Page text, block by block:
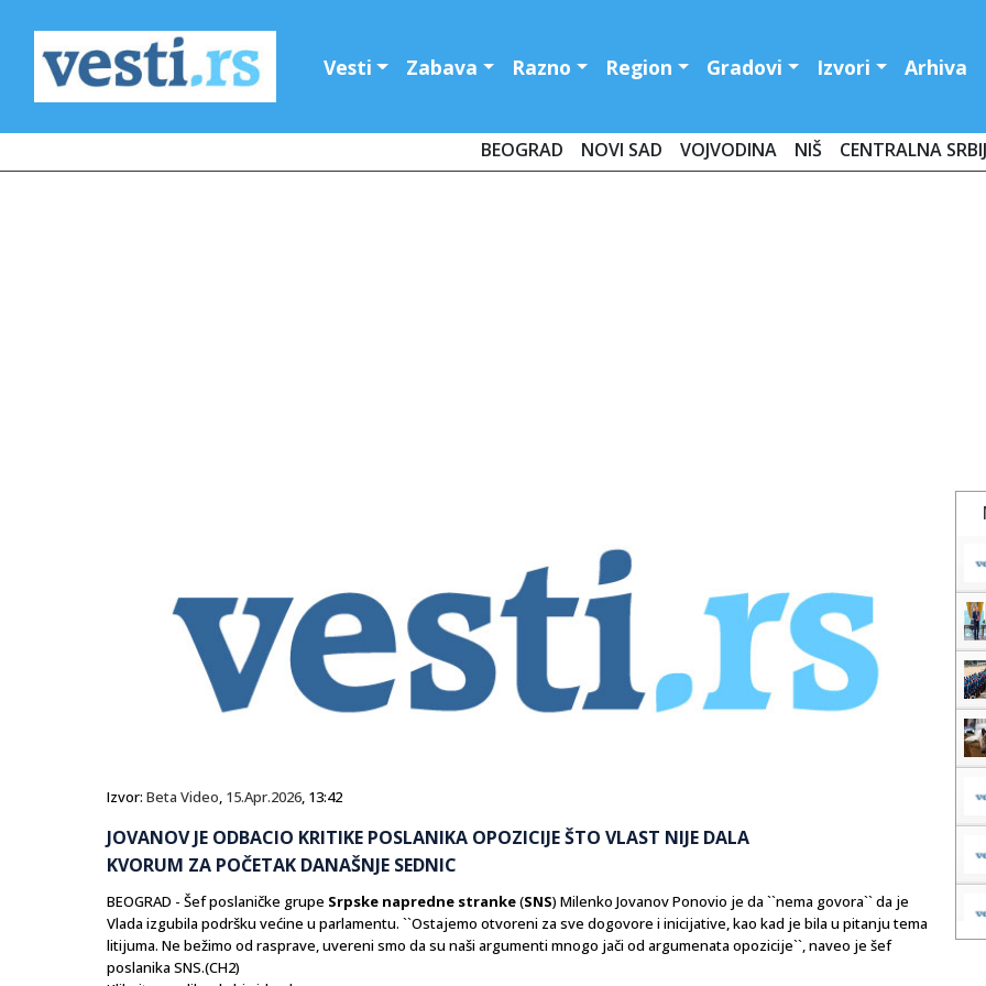
Vesti Zabava Razno Region Gradovi Izvori Arhiva
BEOGRAD NOVI SAD VOJVODINA NIŠ CENTRALNA
Izvor: Beta Video, 15.Apr.2026, 13:42
JOVANOV JE ODBACIO KRITIKE POSLANIKA OPOZICIJE ŠTO VLAST NIJE DALA
KVORUM ZA POČETAK DANAŠNJE SEDNIC
BEOGRAD - Šef poslaničke grupe Srpske napredne stranke(SNS) Milenko Jovanov Ponovio je da ``nema govora`` da je
Vlada izgubila podršku većine u parlamentu. ``Ostajemo otvoreni za sve dogovore i inicijative, kao kad je bila u pitanju tema
litijuma. Ne bežimo od rasprave, uvereni smo da su naši argumenti mnogo jači od argumenata opozicije``, naveo je šef
poslanika SNS.(CH2)